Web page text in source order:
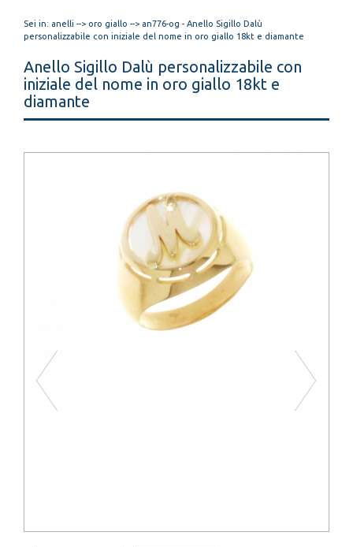
Sei in: anelli --> oro giallo --> an776-og - Anello Sigillo Dalù
personalizzabile con iniziale del nome in oro giallo 18kt e diamante
Anello Sigillo Dalù personalizzabile con
iniziale del nome in oro giallo 18kt e
diamante